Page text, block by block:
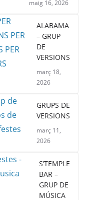
maig 16, 2026
ALABAMA
– GRUP
DE
VERSIONS
març 18,
2026
GRUPS DE
VERSIONS
març 11,
2026
S’TEMPLE
BAR –
GRUP DE
MÚSICA